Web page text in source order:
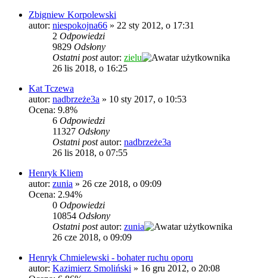
Zbigniew Korpolewski
autor: niespokojna66 » 22 sty 2012, o 17:31
2 Odpowiedzi
9829 Odsłony
Ostatni postautor: zielu
26 lis 2018, o 16:25
Kat Tczewa
autor: nadbrzeże3a » 10 sty 2017, o 10:53
Ocena: 9.8%
6 Odpowiedzi
11327 Odsłony
Ostatni postautor: nadbrzeże3a
26 lis 2018, o 07:55
Henryk Kliem
autor: zunia » 26 cze 2018, o 09:09
Ocena: 2.94%
0 Odpowiedzi
10854 Odsłony
Ostatni postautor: zunia
26 cze 2018, o 09:09
Henryk Chmielewski - bohater ruchu oporu
autor: Kazimierz Smoliński » 16 gru 2012, o 20:08